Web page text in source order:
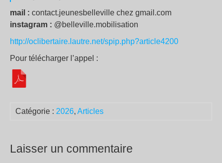
mail : contact.jeunesbelleville chez gmail.com
instagram : @belleville.mobilisation
http://oclibertaire.lautre.net/spip.php?article4200
Pour télécharger l’appel :
Catégorie : 2026, Articles
Laisser un commentaire